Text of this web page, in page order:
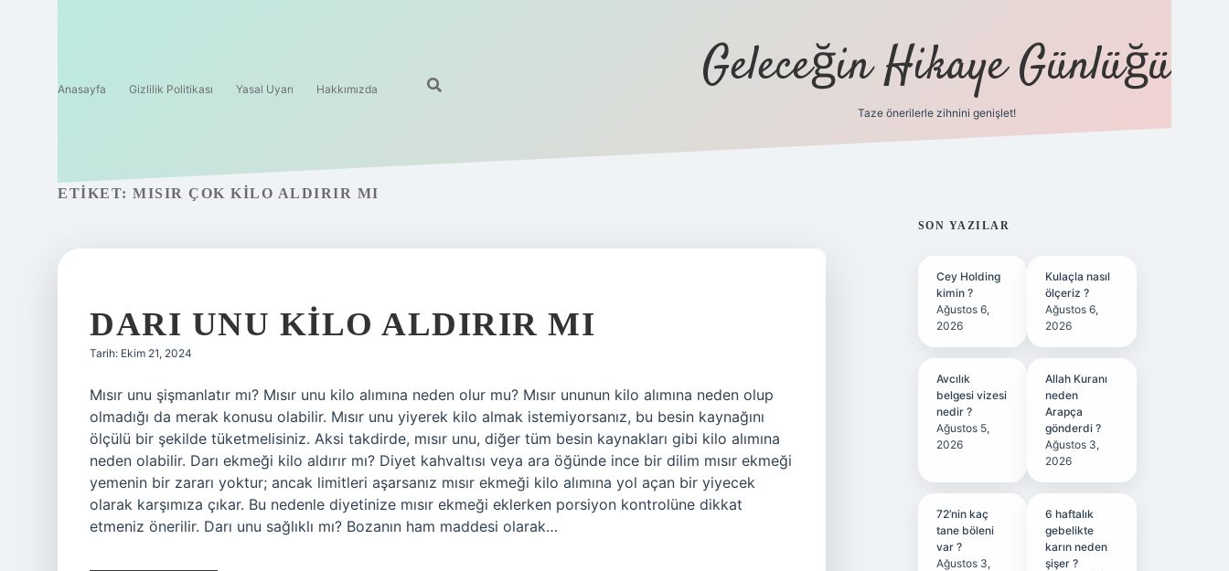
Anasayfa Gizlilik Politikası Yasal Uyarı Hakkımızda Geleceğin Hikaye Günlüğü
Taze önerilerle zihnini genişlet!
ETIKET: MISIR ÇOK KILO ALDIRIR MI
DARI UNU KILO ALDIRIR MI
Tarih: Ekim 21, 2024
Mısır unu şişmanlatır mı? Mısır unu kilo alımına neden olur mu? Mısır ununun kilo alımına neden olup
olmadığı da merak konusu olabilir. Mısır unu yiyerek kilo almak istemiyorsanız, bu besin kaynağını
ölçülü bir şekilde tüketmelisiniz. Aksi takdirde, mısır unu, diğer tüm besin kaynakları gibi kilo alımına
neden olabilir. Darı ekmeği kilo aldırır mı? Diyet kahvaltısı veya ara öğünde ince bir dilim mısır ekmeği
yemenin bir zararı yoktur; ancak limitleri aşarsanız mısır ekmeği kilo alımına yol açan bir yiyecek
olarak karşımıza çıkar. Bu nedenle diyetinize mısır ekmeği eklerken porsiyon kontrolüne dikkat
etmeniz önerilir. Darı unu sağlıklı mı? Bozanın ham maddesi olarak…
SIDEBAR
SON YAZILAR
Cey Holding
kimin ?
Ağustos 6,
2026
Kulaçla nasıl
ölçeriz ?
Ağustos 6,
2026
Avcılık
belgesi vizesi
nedir ?
Ağustos 5,
2026
Allah Kuranı
neden
Arapça
gönderdi ?
Ağustos 3,
2026
72’nin kaç
tane böleni
var ?
Ağustos 3,
6 haftalık
gebelikte
karın neden
şişer ?